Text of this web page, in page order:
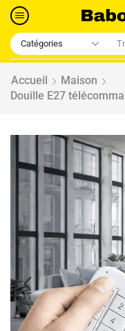
Accueil
Maison
Douille E27